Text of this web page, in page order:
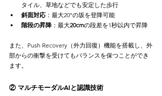
タイル、草地などでも安定した歩行
斜面対応 ：最大20°の坂を登降可能
階段の昇降 ：最大20cmの段差を1秒以内で昇降
また、Push Recovery（外力回復）機能を搭載し、外
部からの衝撃を受けてもバランスを保つことができ
ます。
② マルチモーダルAIと認識技術